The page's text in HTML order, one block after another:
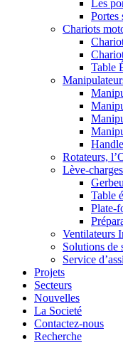
Les
Portes
Chariots
Table
Rotateurs,
Lève-
Table
Plate-
Ventilateurs
Solutions de
Service
Projets
Secteurs
Nouvelles
La Societé
Contactez-nous
Recherche